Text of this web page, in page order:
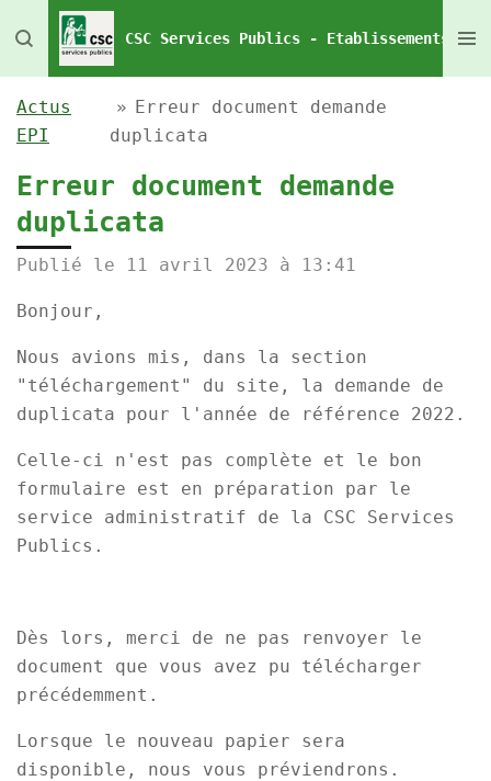
Passer
au
contenu
principal
CSC Services Publics - Etablissements
Actus
EPI
» Erreur document demande
duplicata
Erreur document demande
duplicata
Publié le 11 avril 2023 à 13:41
Bonjour,
Nous avions mis, dans la section
"téléchargement" du site, la demande de
duplicata pour l'année de référence 2022.
Celle-ci n'est pas complète et le bon
formulaire est en préparation par le
service administratif de la CSC Services
Publics.
Dès lors, merci de ne pas renvoyer le
document que vous avez pu télécharger
précédemment.
Lorsque le nouveau papier sera
disponible, nous vous préviendrons.